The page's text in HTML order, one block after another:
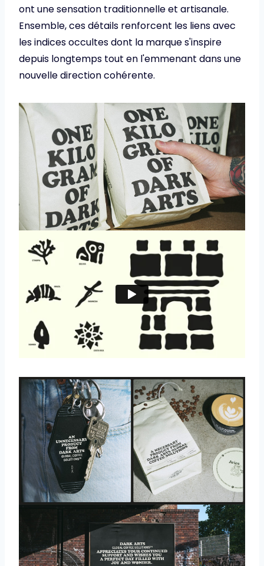
ont une sensation traditionnelle et artisanale.
Ensemble, ces détails renforcent les liens avec
les indices occultes dont la marque s'inspire
depuis longtemps tout en l'emmenant dans une
nouvelle direction cohérente.